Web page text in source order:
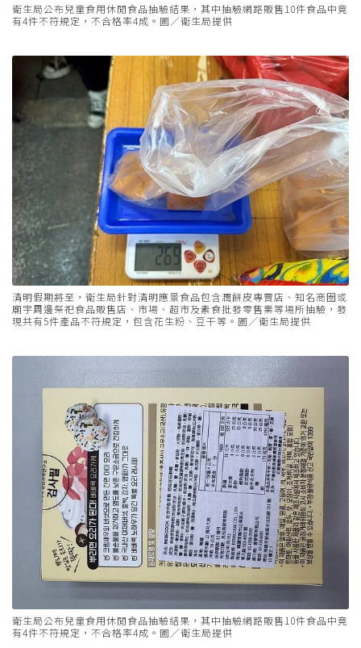
衛生局公布兒童食用休閒食品抽驗結果，其中抽驗網路販售10件食品中竟
有4件不符規定，不合格率4成。圖／衛生局提供
清明假期將至，衛生局針對清明應景食品包含潤餅皮專賣店、知名商圈或
廟宇周邊祭祀食品販售店、市場、超市及素食批發零售業等場所抽驗，發
現共有5件產品不符規定，包含花生粉、豆干等。圖／衛生局提供
衛生局公布兒童食用休閒食品抽驗結果，其中抽驗網路販售10件食品中竟
有4件不符規定，不合格率4成。圖／衛生局提供